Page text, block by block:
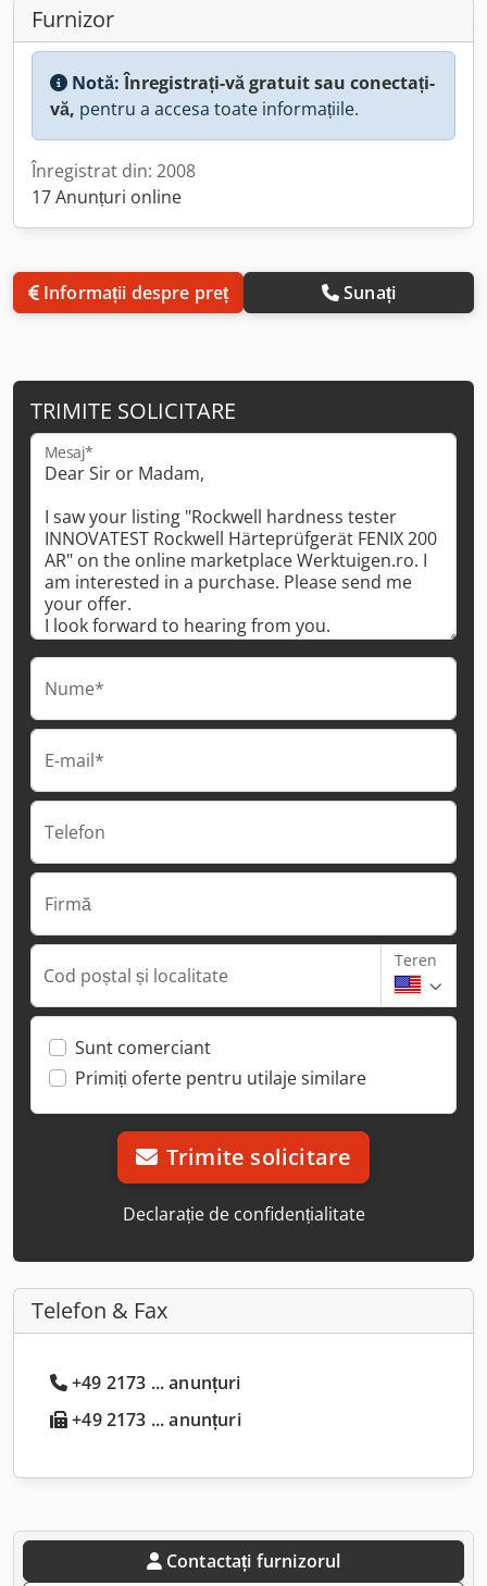
Furnizor
Notă:Înregistrați-vă gratuit sau conectați-
vă, pentru a accesa toate informațiile.
Înregistrat din: 2008
17 Anunțuri online
Informații despre preț Sunați
TRIMITE SOLICITARE
Mesaj*
Nume*
E-mail*
Telefon
Firmă
Cod poștal și localitate
Teren
Sunt comerciant
Primiți oferte pentru utilaje similare
Trimite solicitare
Declarație de confidențialitate
Telefon & Fax
+49 2173 ... anunțuri
+49 2173 ... anunțuri
Contactați furnizorul